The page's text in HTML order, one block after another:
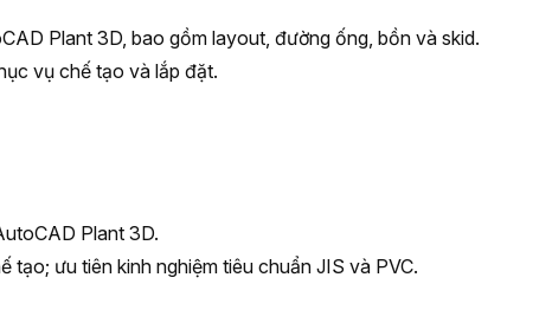
Plant 3D, bao gồm layout, đường ống, bồn và skid.
vụ chế tạo và lắp đặt.
Plant 3D.
tạo; ưu tiên kinh nghiệm tiêu chuẩn JIS và PVC.